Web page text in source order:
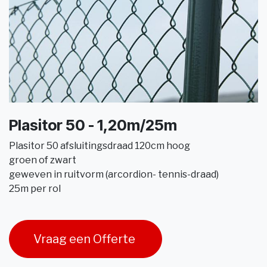
Plasitor 50 - 1,20m/25m
Plasitor 50 afsluitingsdraad 120cm hoog
groen of zwart
geweven in ruitvorm (arcordion- tennis-draad)
25m per rol
Vraag een Offerte